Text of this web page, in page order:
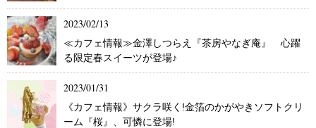
2023/02/13
≪カフェ情報≫金澤しつらえ『茶房やなぎ庵』 心躍
る限定春スイーツが登場♪
2023/01/31
《カフェ情報》サクラ咲く!金箔のかがやきソフトクリ
ーム『桜』、可憐に登場!